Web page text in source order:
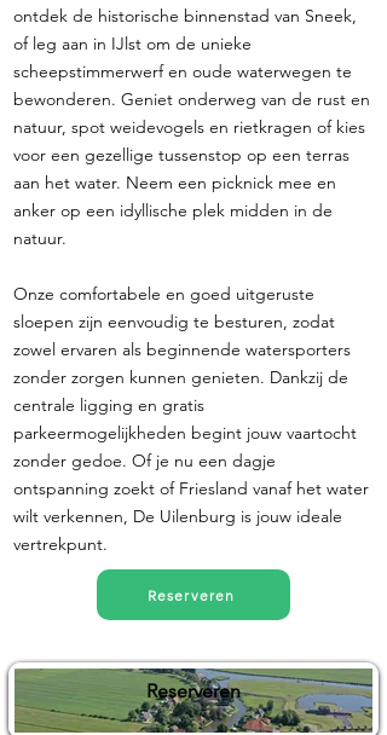
ontdek de historische binnenstad van Sneek,
of leg aan in IJlst om de unieke
scheepstimmerwerf en oude waterwegen te
bewonderen. Geniet onderweg van de rust en
natuur, spot weidevogels en rietkragen of kies
voor een gezellige tussenstop op een terras
aan het water. Neem een picknick mee en
anker op een idyllische plek midden in de
natuur.
Onze comfortabele en goed uitgeruste
sloepen zijn eenvoudig te besturen, zodat
zowel ervaren als beginnende watersporters
zonder zorgen kunnen genieten. Dankzij de
centrale ligging en gratis
parkeermogelijkheden begint jouw vaartocht
zonder gedoe. Of je nu een dagje
ontspanning zoekt of Friesland vanaf het water
wilt verkennen, De Uilenburg is jouw ideale
vertrekpunt.
Reserveren
Reserveren